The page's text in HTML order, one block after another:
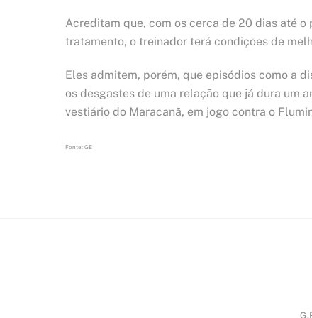
Acreditam que, com os cerca de 20 dias até
tratamento, o treinador terá condições de
Eles admitem, porém, que episódios como a
os desgastes de uma relação que já dura um
vestiário do Maracanã, em jogo contra o
Fonte: GE